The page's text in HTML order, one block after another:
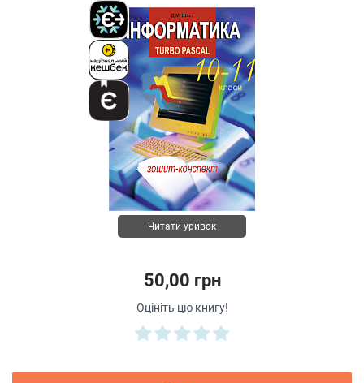
Читати уривок
50,00 грн
Оцініть цю книгу!